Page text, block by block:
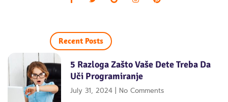
Recent Posts
5 Razloga Zašto Vaše Dete Treba Da
Uči Programiranje
July 31, 2024 No Comments